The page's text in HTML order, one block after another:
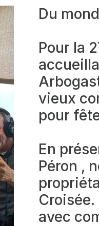
Du
Pour la
vieux
pour
En
Péron ,
avec